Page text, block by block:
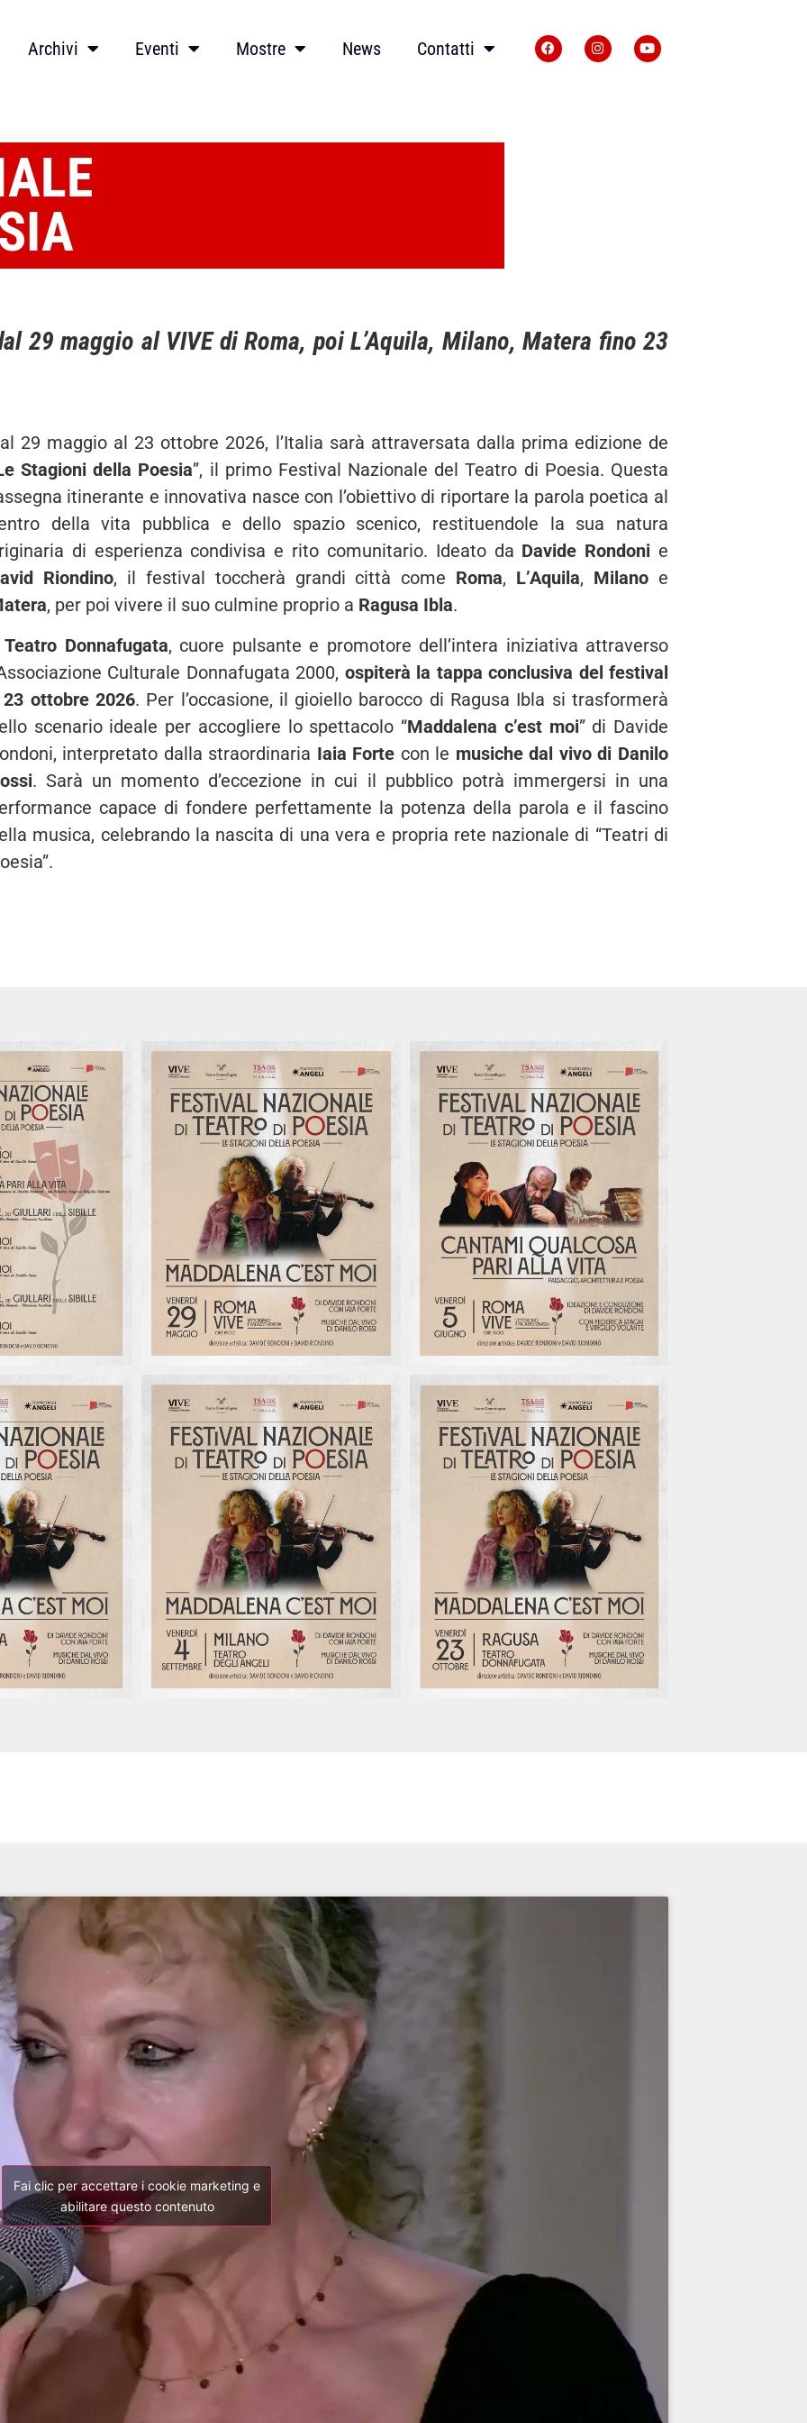
Archivi Eventi Mostre News Contatti
29 maggio al VIVE di Roma, poi L’Aquila, Milano, Matera fino 23
29 maggio al 23 ottobre 2026, l’Italia sarà attraversata dalla prima edizione de
Stagioni della Poesia”, il primo Festival Nazionale del Teatro di Poesia. Questa
itinerante e innovativa nasce con l’obiettivo di riportare la parola poetica al
della vita pubblica e dello spazio scenico, restituendole la sua natura
di esperienza condivisa e rito comunitario. Ideato da Davide Rondoni e
Riondino, il festival toccherà grandi città come Roma, L’Aquila, Milano e
, per poi vivere il suo culmine proprio a Ragusa Ibla.
Teatro Donnafugata, cuore pulsante e promotore dell’intera iniziativa attraverso
Culturale Donnafugata 2000, ospiterà la tappa conclusiva del festival
ottobre 2026. Per l’occasione, il gioiello barocco di Ragusa Ibla si trasformerà
scenario ideale per accogliere lo spettacolo “Maddalena c’est moi” di Davide
interpretato dalla straordinaria Iaia Forte con le musiche dal vivo di Danilo
. Sarà un momento d’eccezione in cui il pubblico potrà immergersi in una
capace di fondere perfettamente la potenza della parola e il fascino
musica, celebrando la nascita di una vera e propria rete nazionale di “Teatri di
Fai clic per accettare i cookie marketing e
abilitare questo contenuto